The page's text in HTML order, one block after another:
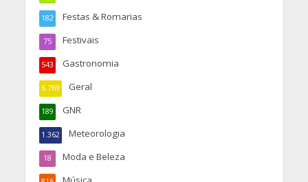
Festas & Romarias
182
Festivais
75
Gastronomia
543
Geral
6.769
GNR
189
Meteorologia
1.362
Moda e Beleza
18